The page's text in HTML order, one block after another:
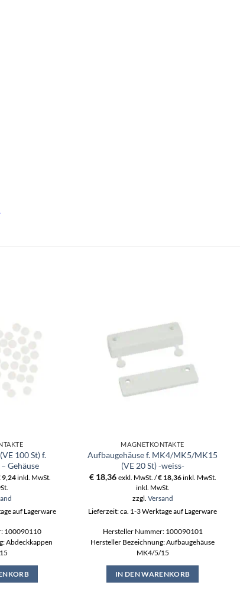
100 St) f.
Gehäuse
9,24inkl. MwSt.
auf Lagerware
100090110
Abdeckkappen
MAGNETKONTAKTE
Aufbaugehäuse f. MK4/MK5/MK15
(VE 20 St) -weiss-
€18,36 exkl. MwSt. /€18,36inkl. MwSt.
inkl. MwSt.
zzgl. Versand
Lieferzeit: ca. 1-3 Werktage auf Lagerware
Hersteller Nummer: 100090101
Hersteller Bezeichnung: Aufbaugehäuse
MK4/5/15
IN DEN WARENKORB